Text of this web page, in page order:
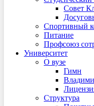
Совет
Спортивный
Питание
Профсоюз
Университет
О вузе
Гимн
Структура